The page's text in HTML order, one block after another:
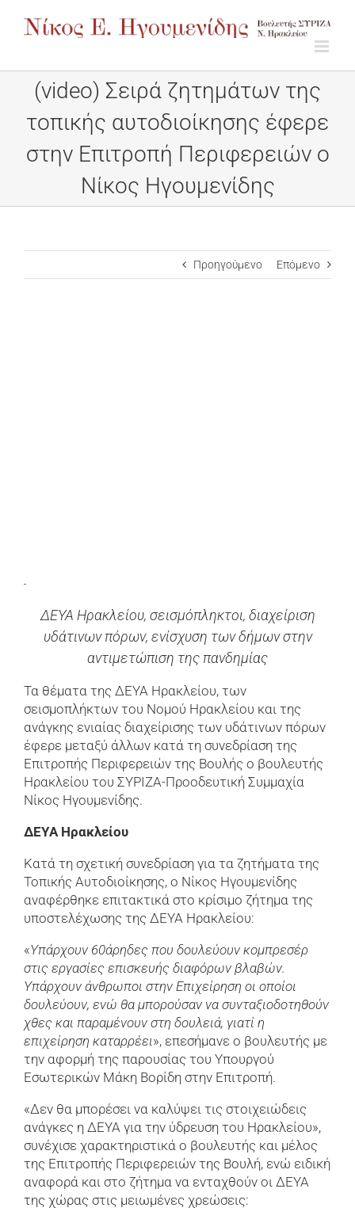
(video) Σειρά ζητημάτων της
τοπικής αυτοδιοίκησης έφερε
στην Επιτροπή Περιφερειών ο
Νίκος Ηγουμενίδης
Προηγούμενο Επόμενο
ΔΕΥΑ Ηρακλείου, σεισμόπληκτοι, διαχείριση
υδάτινων πόρων, ενίσχυση των δήμων στην
αντιμετώπιση της πανδημίας
Τα θέματα της ΔΕΥΑ Ηρακλείου, των
σεισμοπλήκτων του Νομού Ηρακλείου και της
ανάγκης ενιαίας διαχείρισης των υδάτινων πόρων
έφερε μεταξύ άλλων κατά τη συνεδρίαση της
Επιτροπής Περιφερειών της Βουλής ο βουλευτής
Ηρακλείου του ΣΥΡΙΖΑ-Προοδευτική Συμμαχία
Νίκος Ηγουμενίδης.
ΔΕΥΑ Ηρακλείου
Κατά τη σχετική συνεδρίαση για τα ζητήματα της
Τοπικής Αυτοδιοίκησης, ο Νίκος Ηγουμενίδης
αναφέρθηκε επιτακτικά στο κρίσιμο ζήτημα της
υποστελέχωσης της ΔΕΥΑ Ηρακλείου:
«Υπάρχουν 60άρηδες που δουλεύουν κομπρεσέρ
στις εργασίες επισκευής διαφόρων βλαβών.
Υπάρχουν άνθρωποι στην Επιχείρηση οι οποίοι
δουλεύουν, ενώ θα μπορούσαν να συνταξιοδοτηθούν
χθες και παραμένουν στη δουλειά, γιατί η
επιχείρηση καταρρέει», επεσήμανε ο βουλευτής με
την αφορμή της παρουσίας του Υπουργού
Εσωτερικών Μάκη Βορίδη στην Επιτροπή.
«Δεν θα μπορέσει να καλύψει τις στοιχειώδεις
ανάγκες η ΔΕΥΑ για την ύδρευση του Ηρακλείου»,
συνέχισε χαρακτηριστικά ο βουλευτής και μέλος
της Επιτροπής Περιφερειών της Βουλή, ενώ ειδική
αναφορά και στο ζήτημα να ενταχθούν οι ΔΕΥΑ
της χώρας στις μειωμένες χρεώσεις: